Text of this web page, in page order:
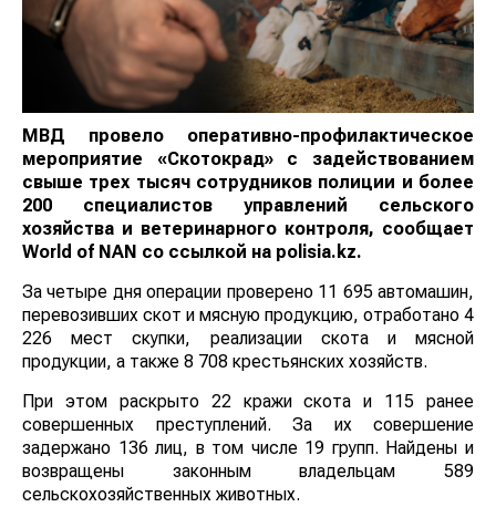
МВД провело оперативно-профилактическое
мероприятие «Скотокрад» с задействованием
свыше трех тысяч сотрудников полиции и более
200 специалистов управлений сельского
хозяйства и ветеринарного контроля, сообщает
World of NAN со ссылкой на polisia.kz.
За четыре дня операции проверено 11 695 автомашин,
перевозивших скот и мясную продукцию, отработано 4
226 мест скупки, реализации скота и мясной
продукции, а также 8 708 крестьянских хозяйств.
При этом раскрыто 22 кражи скота и 115 ранее
совершенных преступлений. За их совершение
задержано 136 лиц, в том числе 19 групп. Найдены и
возвращены законным владельцам 589
сельскохозяйственных животных.